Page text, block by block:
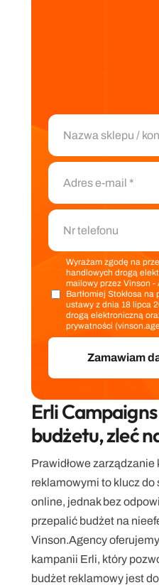
Wyrażam zgodę na
handlowych drogą
mailowy przez Vinson
Bartłomiej Stokłosa
ustawy z dnia 18 lipca
drogą elektroniczną
prywatności
Erli
budżetu, zleć
Prawidłowe
reklamowymi to klucz do
online, jednak bez
przepalić budżet na
Vinson.Agency
kampanii Erli, który
budżet reklamowy jest